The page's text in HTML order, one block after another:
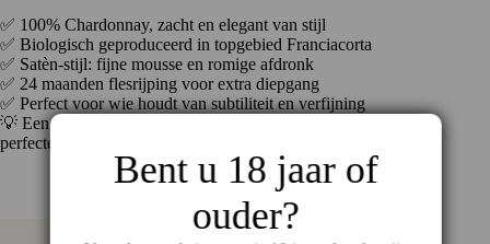
✅ 100% Chardonnay, zacht en elegant van stijl
✅ Biologisch geproduceerd in topgebied Franciacorta
✅ Satèn-stijl: fijne mousse en romige afdronk
✅ 24 maanden flesrijping voor extra diepgang
✅ Perfect voor wie houdt van subtiliteit en verfijning
💡 Een zachte, biologische Franciacorta met karakter – de
perfecte bubbel voor fijnproevers en bijzondere momenten.
Bent u 18 jaar of
ouder?